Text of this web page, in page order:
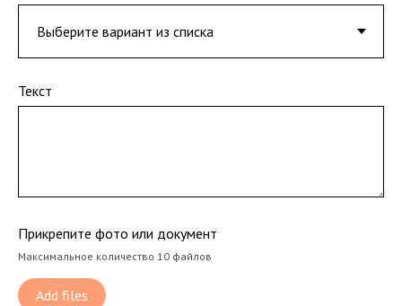
Текст
Прикрепите фото или документ
Максимальное количество 10 файлов
Add files